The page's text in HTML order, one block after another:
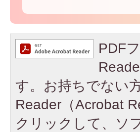
PDF
す。お持ちでない
Reader（Acrobat
クリックして、ソ